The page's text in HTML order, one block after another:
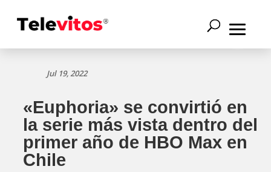
Jul 19, 2022
«Euphoria» se convirtió en
la serie más vista dentro del
primer año de HBO Max en
Chile